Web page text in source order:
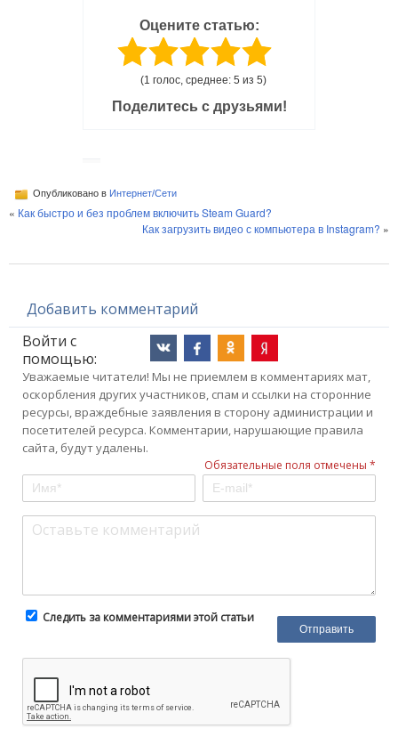
Оцените статью:
(1 голос, среднее: 5 из 5)
Поделитесь с друзьями!
Опубликовано в Интернет/Сети
« Как быстро и без проблем включить Steam Guard?
Как загрузить видео с компьютера в Instagram? »
Добавить комментарий
Войти с
помощью:
Уважаемые читатели! Мы не приемлем в комментариях мат,
оскорбления других участников, спам и ссылки на сторонние
ресурсы, враждебные заявления в сторону администрации и
посетителей ресурса. Комментарии, нарушающие правила
сайта, будут удалены.
Обязательные поля отмечены *
Следить за комментариями этой статьи